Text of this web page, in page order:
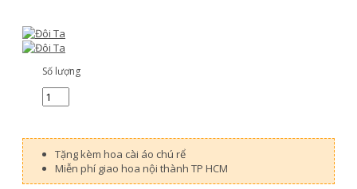
Số lượng
Tặng kèm hoa cài áo chú rể
Miễn phí giao hoa nội thành TP HCM